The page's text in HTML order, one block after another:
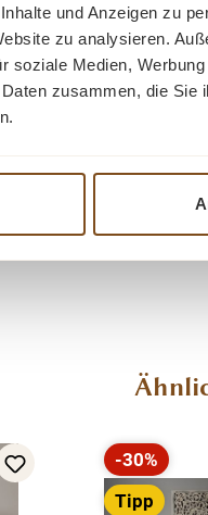
und Anzeigen zu
zu analysieren.
soziale Medien,
zusammen, die
8 Oberflächen
Rabatt
-30%
Tipp